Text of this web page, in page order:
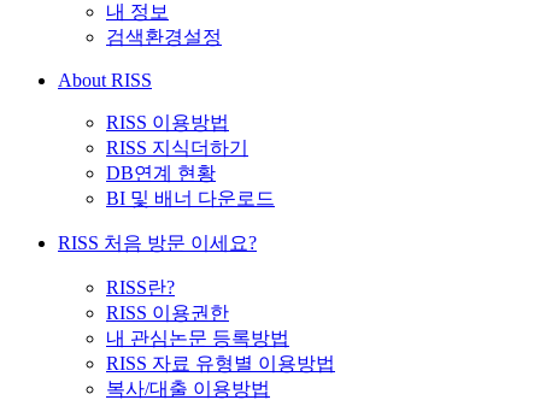
내 정보
검색환경설정
About RISS
RISS 이용방법
RISS 지식더하기
DB연계 현황
BI 및 배너 다운로드
RISS 처음 방문 이세요?
RISS란?
RISS 이용권한
내 관심논문 등록방법
RISS 자료 유형별 이용방법
복사/대출 이용방법